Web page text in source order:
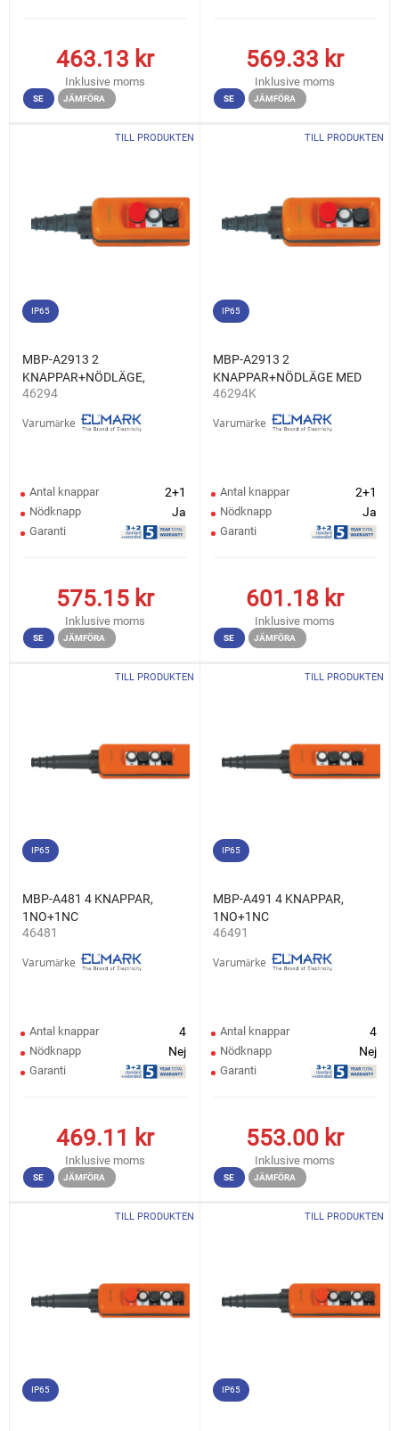
463.13 kr
Inklusive moms
SE JÄMFÖRA
569.33 kr
Inklusive moms
SE JÄMFÖRA
TILL PRODUKTEN
IP65
MBP-A2913 2
KNAPPAR+NÖDLÄGE,
1NO+1NC
46294
Varumärke
Antal knappar 2+1
Nödknapp Ja
Garanti
575.15kr
Inklusive moms
SE JÄMFÖRA
TILL PRODUKTEN
IP65
MBP-A2913 2
KNAPPAR+NÖDLÄGE MED
NYCKEL, 1NO+1NC
46294K
Varumärke
Antal knappar 2+1
Nödknapp Ja
Garanti
601.18 kr
Inklusive moms
SE JÄMFÖRA
TILL PRODUKTEN
IP65
MBP-A481 4 KNAPPAR,
1NO+1NC
46481
Varumärke
Antal knappar 4
Nödknapp Nej
Garanti
469.11 kr
Inklusive moms
SE JÄMFÖRA
TILL PRODUKTEN
IP65
MBP-A491 4 KNAPPAR,
1NO+1NC
46491
Varumärke
Antal knappar 4
Nödknapp Nej
Garanti
553.00 kr
Inklusive moms
SE JÄMFÖRA
TILL PRODUKTEN
IP65
TILL PRODUKTEN
IP65